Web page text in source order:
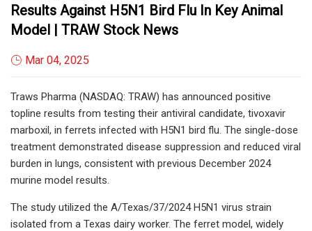
Results Against H5N1 Bird Flu In Key Animal
Model | TRAW Stock News
Mar 04, 2025
Traws Pharma (NASDAQ: TRAW) has announced positive
topline results from testing their antiviral candidate, tivoxavir
marboxil, in ferrets infected with H5N1 bird flu. The single-dose
treatment demonstrated disease suppression and reduced viral
burden in lungs, consistent with previous December 2024
murine model results.
The study utilized the A/Texas/37/2024 H5N1 virus strain
isolated from a Texas dairy worker. The ferret model, widely